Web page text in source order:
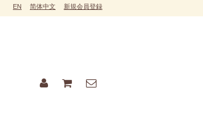
EN 简体中文 新規会員登録